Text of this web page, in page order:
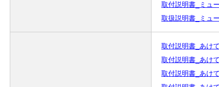
取付説明書_ミュ
取扱説明書_ミュ
取付説明書_あけ
取付説明書_あけ
取付説明書_あけ